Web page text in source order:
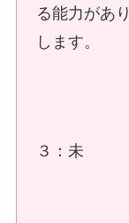
る能力があ
します。
３：未